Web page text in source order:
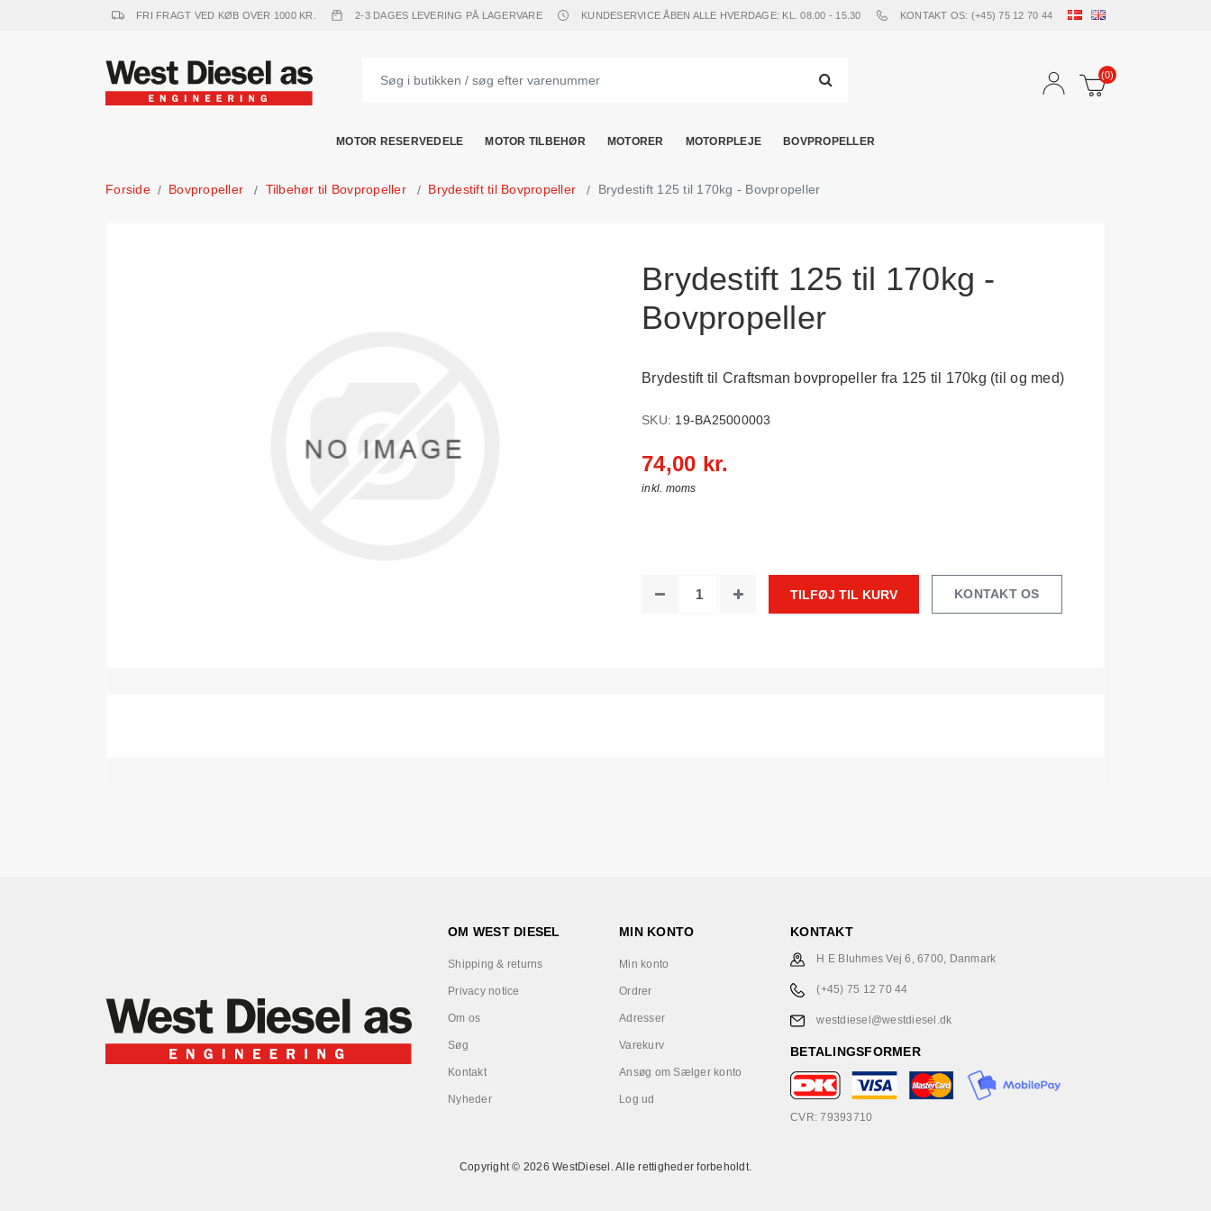
FRI FRAGT VED KØB OVER 1000 KR. 2-3 DAGES LEVERING PÅ LAGERVARE KUNDESERVICE ÅBEN ALLE HVERDAGE: KL. 08.00 - 15.30 KONTAKT OS: (+45) 75 12 70 44
(0)
MOTOR RESERVEDELE MOTOR TILBEHØR MOTORER MOTORPLEJE BOVPROPELLER
Forside Bovpropeller Tilbehør til Bovpropeller Brydestift til Bovpropeller Brydestift 125 til 170kg - Bovpropeller
Brydestift 125 til 170kg -
Bovpropeller
Brydestift til Craftsman bovpropeller fra 125 til 170kg (til og med)
SKU: 19-BA25000003
74,00 kr.
inkl. moms
TILFØJ TIL KURV KONTAKT OS
OM WEST DIESEL
Shipping & returns
Privacy notice
Om os
Søg
Kontakt
Nyheder
MIN KONTO
Min konto
Ordrer
Adresser
Varekurv
Ansøg om Sælger konto
Log ud
KONTAKT
H E Bluhmes Vej 6, 6700, Danmark
(+45) 75 12 70 44
westdiesel@westdiesel.dk
BETALINGSFORMER
CVR: 79393710
Copyright © 2026 WestDiesel. Alle rettigheder forbeholdt.